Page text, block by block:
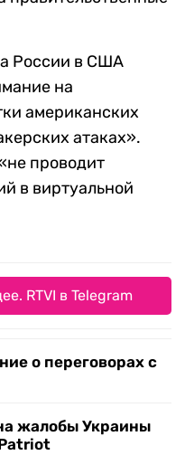
России в США
на
американских
атаках».
проводит
в виртуальной
RTVI в Telegram
о переговорах с
жалобы Украины